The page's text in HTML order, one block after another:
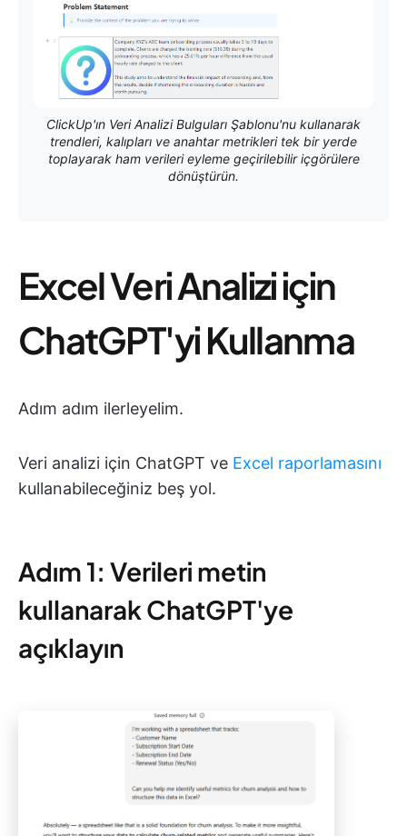
ClickUp'ın Veri Analizi Bulguları Şablonu'nu kullanarak
trendleri, kalıpları ve anahtar metrikleri tek bir yerde
toplayarak ham verileri eyleme geçirilebilir içgörülere
dönüştürün.
Excel Veri Analizi için
ChatGPT'yi Kullanma
Adım adım ilerleyelim.
Veri analizi için ChatGPT ve Excel raporlamasını
kullanabileceğiniz beş yol.
Adım 1: Verileri metin
kullanarak ChatGPT'ye
açıklayın